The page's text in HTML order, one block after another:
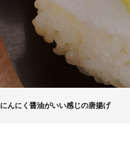
にんにく醤油がいい感じの唐揚げ